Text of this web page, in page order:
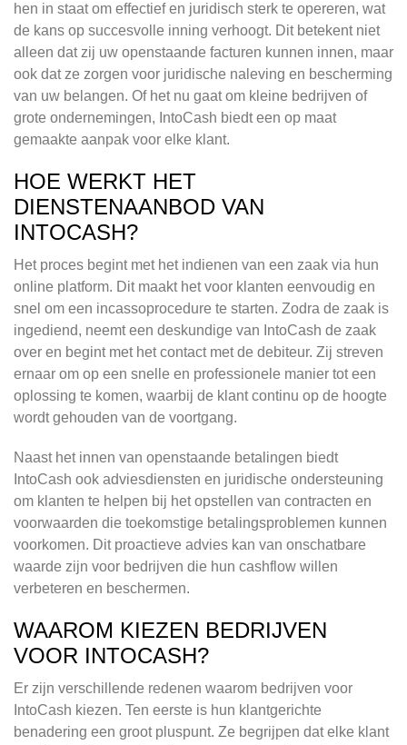
hen in staat om effectief en juridisch sterk te opereren, wat
de kans op succesvolle inning verhoogt. Dit betekent niet
alleen dat zij uw openstaande facturen kunnen innen, maar
ook dat ze zorgen voor juridische naleving en bescherming
van uw belangen. Of het nu gaat om kleine bedrijven of
grote ondernemingen, IntoCash biedt een op maat
gemaakte aanpak voor elke klant.
HOE WERKT HET
DIENSTENAANBOD VAN
INTOCASH?
Het proces begint met het indienen van een zaak via hun
online platform. Dit maakt het voor klanten eenvoudig en
snel om een incassoprocedure te starten. Zodra de zaak is
ingediend, neemt een deskundige van IntoCash de zaak
over en begint met het contact met de debiteur. Zij streven
ernaar om op een snelle en professionele manier tot een
oplossing te komen, waarbij de klant continu op de hoogte
wordt gehouden van de voortgang.
Naast het innen van openstaande betalingen biedt
IntoCash ook adviesdiensten en juridische ondersteuning
om klanten te helpen bij het opstellen van contracten en
voorwaarden die toekomstige betalingsproblemen kunnen
voorkomen. Dit proactieve advies kan van onschatbare
waarde zijn voor bedrijven die hun cashflow willen
verbeteren en beschermen.
WAAROM KIEZEN BEDRIJVEN
VOOR INTOCASH?
Er zijn verschillende redenen waarom bedrijven voor
IntoCash kiezen. Ten eerste is hun klantgerichte
benadering een groot pluspunt. Ze begrijpen dat elke klant